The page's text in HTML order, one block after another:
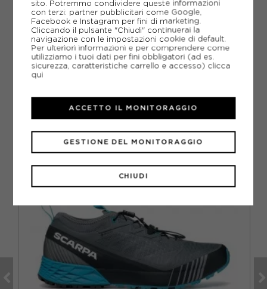
GUIDA ALLE TAGLIE
DOMANDE FREQUENTI
Come ordinare la taglia giusta?
CONSIGLIATI DA NOI
sito. Potremmo condividere queste informazioni
con terzi: partner pubblicitari come Google,
Facebook e Instagram per fini di marketing.
Cliccando il pulsante "Chiudi" continuerai la
navigazione con le impostazioni cookie di default.
Per ulteriori informazioni e per comprendere come
utilizziamo i tuoi dati per fini obbligatori (ad es.
sicurezza, caratteristiche carrello e accesso) clicca
qui
CHIUDI
GESTIONE DEL MONITORAGGIO
ACCETTO IL MONITORAGGIO